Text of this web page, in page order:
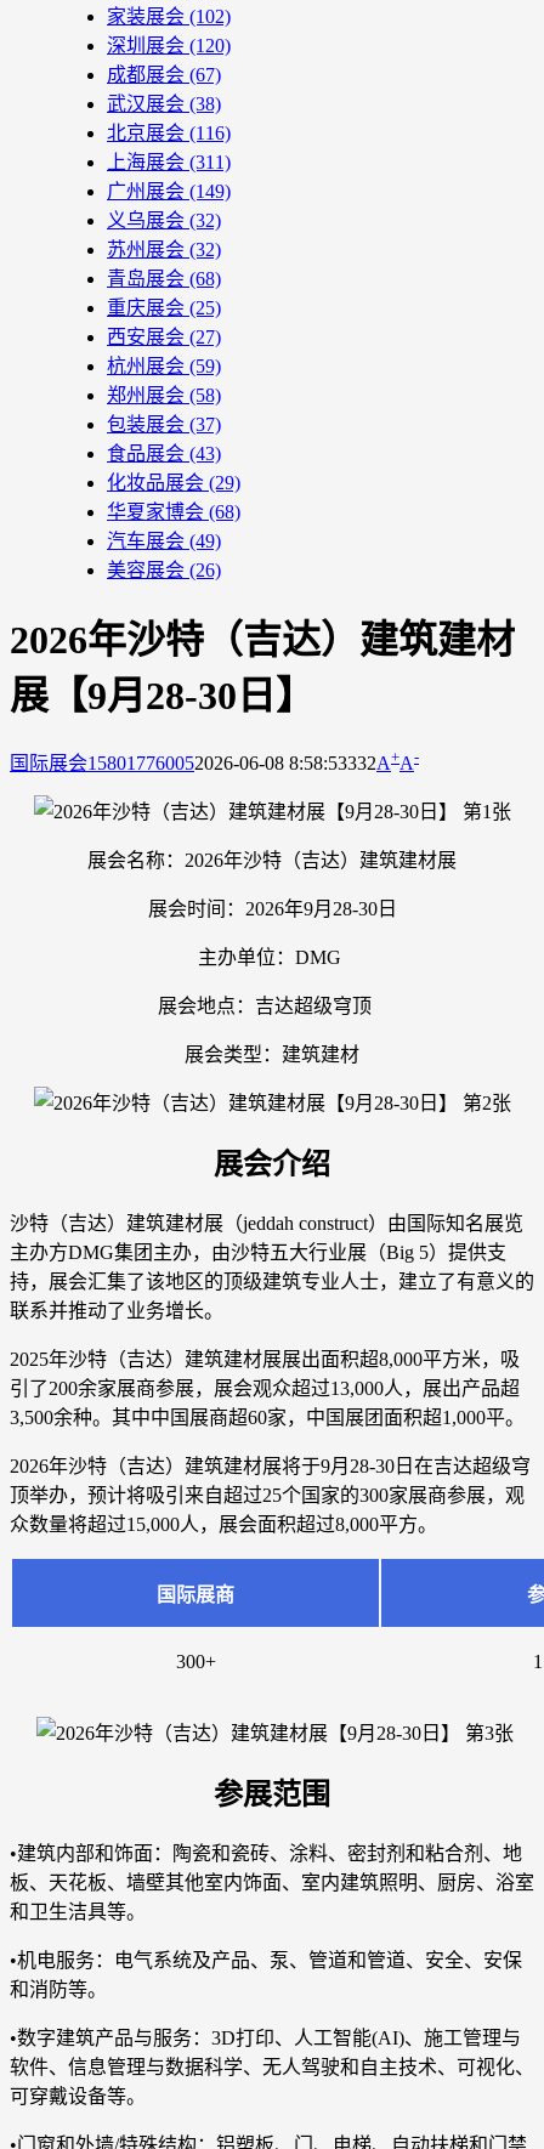
家装展会 (102)
深圳展会 (120)
成都展会 (67)
武汉展会 (38)
北京展会 (116)
上海展会 (311)
广州展会 (149)
义乌展会 (32)
苏州展会 (32)
青岛展会 (68)
重庆展会 (25)
西安展会 (27)
杭州展会 (59)
郑州展会 (58)
包装展会 (37)
食品展会 (43)
化妆品展会 (29)
华夏家博会 (68)
汽车展会 (49)
美容展会 (26)
2026年沙特（吉达）建筑建材
展【9月28-30日】
国际展会158017760052026-06-08 8:58:53332A+A-
展会名称：2026年沙特（吉达）建筑建材展
展会时间：2026年9月28-30日
主办单位：DMG
展会地点：吉达超级穹顶
展会类型：建筑建材
展会介绍
沙特（吉达）建筑建材展（jeddah construct）由国际知名展览
主办方DMG集团主办，由沙特五大行业展（Big 5）提供支
持，展会汇集了该地区的顶级建筑专业人士，建立了有意义的
联系并推动了业务增长。
2025年沙特（吉达）建筑建材展展出面积超8,000平方米，吸
引了200余家展商参展，展会观众超过13,000人，展出产品超
3,500余种。其中中国展商超60家，中国展团面积超1,000平。
2026年沙特（吉达）建筑建材展将于9月28-30日在吉达超级穹
顶举办，预计将吸引来自超过25个国家的300家展商参展，观
众数量将超过15,000人，展会面积超过8,000平方。
国际展商
300+
参展范围
•建筑内部和饰面：陶瓷和瓷砖、涂料、密封剂和粘合剂、地
板、天花板、墙壁其他室内饰面、室内建筑照明、厨房、浴室
和卫生洁具等。
•机电服务：电气系统及产品、泵、管道和管道、安全、安保
和消防等。
•数字建筑产品与服务：3D打印、人工智能(AI)、施工管理与
软件、信息管理与数据科学、无人驾驶和自主技术、可视化、
可穿戴设备等。
•门窗和外墙/特殊结构：铝塑板、门、电梯、自动扶梯和门禁